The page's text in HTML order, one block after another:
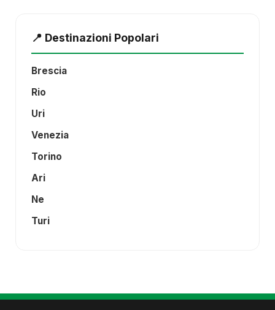
📍 Destinazioni Popolari
Brescia
Rio
Uri
Venezia
Torino
Ari
Ne
Turi